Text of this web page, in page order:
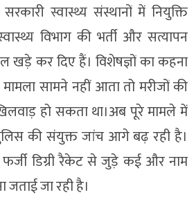
स्वास्थ्य संस्थानों में नियुक्ति
विभाग की भर्ती और सत्यापन
खड़े कर दिए हैं। विशेषज्ञों का कहना
सामने नहीं आता तो मरीजों की
हो सकता था।अब पूरे मामले में
की संयुक्त जांच आगे बढ़ रही है।
डिग्री रैकेट से जुड़े कई और नाम
जा रही है।